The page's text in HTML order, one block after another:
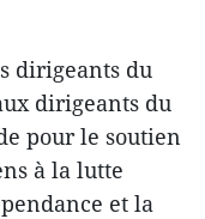
dirigeants du
dirigeants du
pour le soutien
à la lutte
et la